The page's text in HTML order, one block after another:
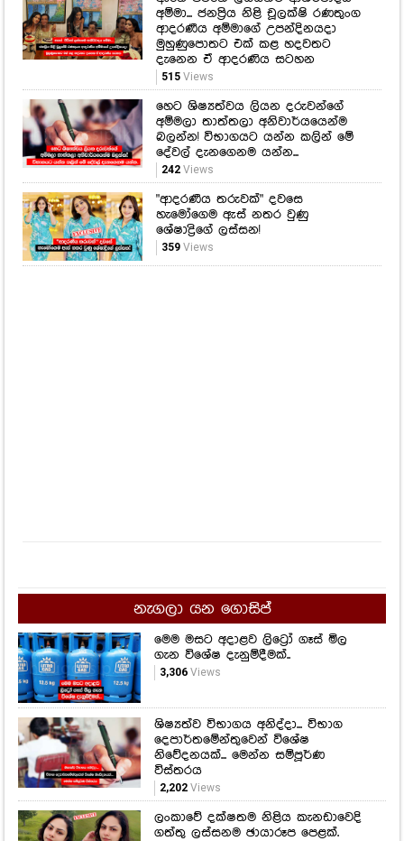
අම්මා... ජනප්‍රිය නිළි චූලක්ෂි රණතුංග
ආදරණීය අම්මාගේ උපන්දිනයදා
මුහුණුපොතට එක් කළ හදවතට
දැනෙන ඒ ආදරණිය සටහන
515Views
හෙට ශිෂ්‍යත්වය ලියන දරුවන්ගේ
අම්මලා තාත්තලා අනිවාර්යයෙන්ම
බලන්න! විභාගයට යන්න කලින් මේ
දේවල් දැනගෙනම යන්න...
242Views
"ආදරණීය තරුවක්" දවසෙ
හැමෝගෙම ඇස් නතර වුණු
ශේෂාද්‍රිගේ ලස්සන!
359Views
නැගලා යන ගොසිප්
මෙම මසට අදාළව ලිට්‍රෝ ගෑස් මිල
ගැන විශේෂ දැනුම්දීමක්..
3,306Views
ශිෂ්‍යත්ව විභාගය අනිද්දා... විභාග
දෙපාර්තමේන්තුවෙන් විශේෂ
නිවේදනයක්... මෙන්න සම්පූර්ණ
විස්තරය
2,202Views
ලංකාවේ දක්ෂතම නිළිය කැනඩාවෙදි
ගත්තු ලස්සනම ඡායාරූප පෙළක්.